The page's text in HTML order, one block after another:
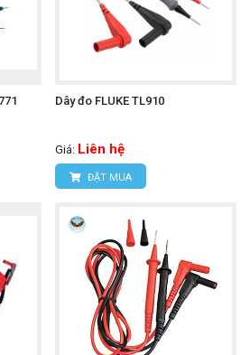
Dây đo FLUKE TL910
Giá: Liên hệ
ĐẶT MUA